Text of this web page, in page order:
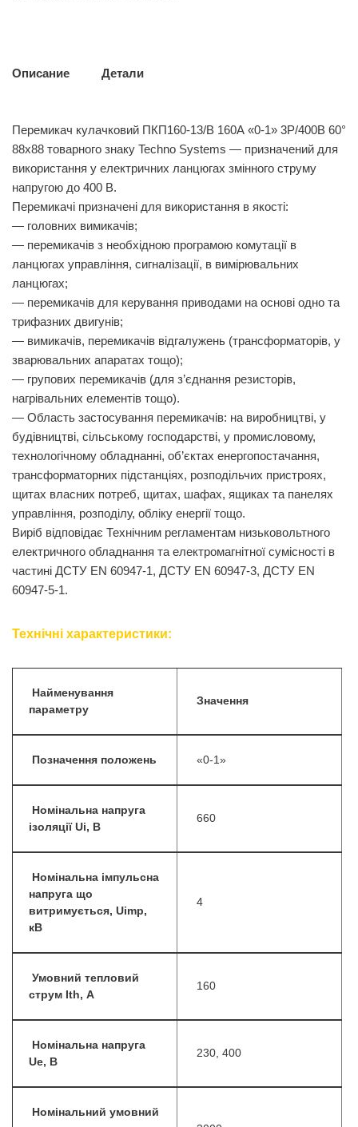
Описание Детали
Перемикач кулачковий ПКП160-13/В 160А «0-1» 3Р/400B 60°
88х88 товарного знаку Techno Systems — призначений для
використання у електричних ланцюгах змінного струму
напругою до 400 В.
Перемикачі призначені для використання в якості:
— головних вимикачів;
— перемикачів з необхідною програмою комутації в
ланцюгах управління, сигналізації, в вимірювальних
ланцюгах;
— перемикачів для керування приводами на основі одно та
трифазних двигунів;
— вимикачів, перемикачів відгалужень (трансформаторів, у
зварювальних апаратах тощо);
— групових перемикачів (для з’єднання резисторів,
нагрівальних елементів тощо).
— Область застосування перемикачів: на виробництві, у
будівництві, сільському господарстві, у промисловому,
технологічному обладнанні, об’єктах енергопостачання,
трансформаторних підстанціях, розподільчих пристроях,
щитах власних потреб, щитах, шафах, ящиках та панелях
управління, розподілу, обліку енергії тощо.
Виріб відповідає Технічним регламентам низьковольтного
електричного обладнання та електромагнітної сумісності в
частині ДСТУ EN 60947-1, ДСТУ EN 60947-3, ДСТУ EN
60947-5-1.
Технічні характеристики:
Найменування
параметру
Значення
Позначення положень «0-1»
Номінальна напруга
ізоляції Ui, B
660
Номінальна імпульсна
напруга що
витримується, Uimp,
кВ
4
Умовний тепловий
струм Ith, А
160
Номінальна напруга
Ue, B
230, 400
Номінальний умовний